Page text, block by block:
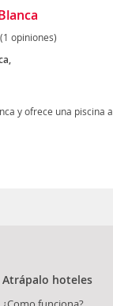
(1 opiniones)
y ofrece una piscina
Atrápalo hoteles